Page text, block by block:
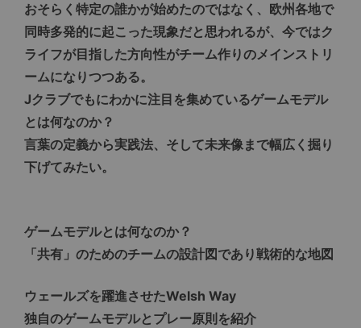
おそらく特定の誰かが始めたのではなく、欧州各地で
同時多発的に起こった現象だと思われるが、今ではク
ライフが目指した方向性がチーム作りのメインストリ
ームになりつつある。
Jクラブでもにわかに注目を集めているゲームモデル
とは何なのか？
言葉の定義から実践法、そして未来像まで幅広く掘り
下げてみたい。
ゲームモデルとは何なのか？
「共有」のためのチームの設計図であり戦術的な地図
ウェールズを躍進させたWelsh Way
独自のゲームモデルとプレー原則を紹介